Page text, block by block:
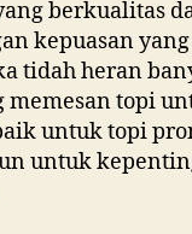
berkualitas
kepuasan
tidah heran
memesan topi
untuk topi
untuk